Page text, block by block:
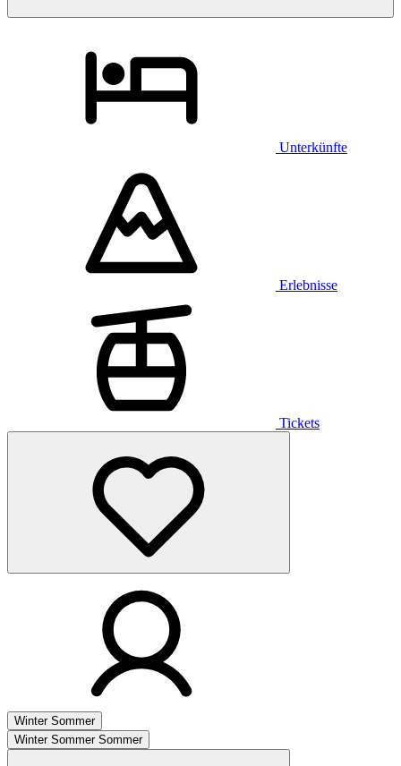
Unterkünfte
Erlebnisse
Tickets
Winter Sommer
Winter Sommer Sommer